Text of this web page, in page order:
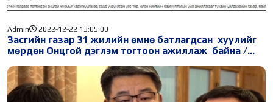
Засгийн газар 31 жилийн өмнө батлагдсан хуулийг
мөрдөн Онцгой дэглэм тогтоон ажиллаж байна /
Admin 2022-12-22 13:05:00